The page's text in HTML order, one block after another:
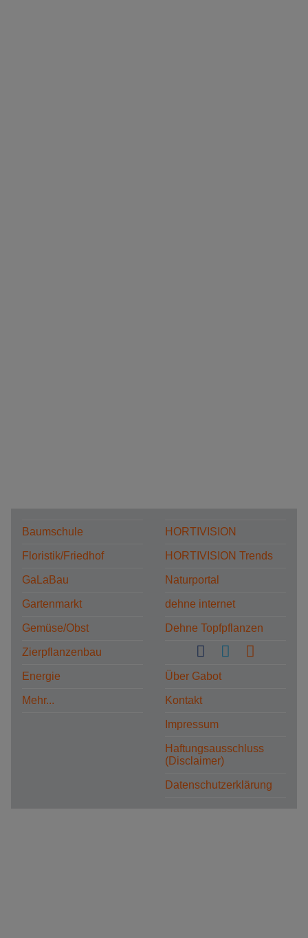
Baumschule
Floristik/Friedhof
GaLaBau
Gartenmarkt
Gemüse/Obst
Zierpflanzenbau
Energie
Mehr...
HORTIVISION
HORTIVISION Trends
Naturportal
dehne internet
Dehne Topfpflanzen
Über Gabot
Kontakt
Impressum
Haftungsausschluss
(Disclaimer)
Datenschutzerklärung